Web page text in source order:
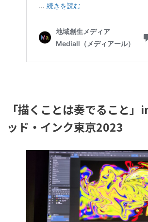
「描くことは奏でること」
ッド・インク東京2023